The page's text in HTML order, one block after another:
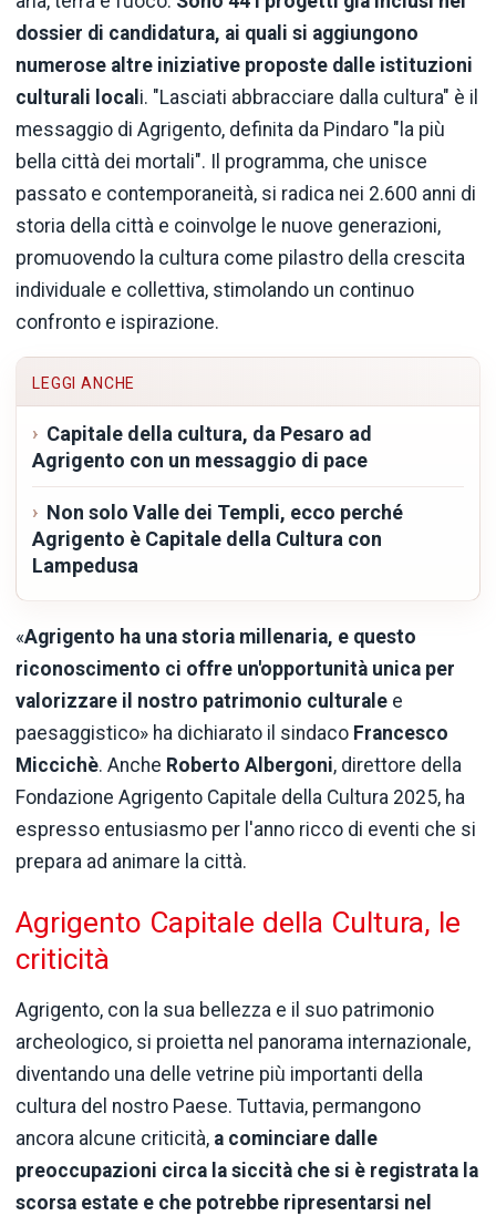
dossier di candidatura, ai quali si aggiungono
numerose altre iniziative proposte dalle istituzioni
culturali local i. "Lasciati abbracciare dalla cultura" è il
messaggio di Agrigento, definita da Pindaro "la più
bella città dei mortali". Il programma, che unisce
passato e contemporaneità, si radica nei 2.600 anni di
storia della città e coinvolge le nuove generazioni,
promuovendo la cultura come pilastro della crescita
individuale e collettiva, stimolando un continuo
confronto e ispirazione.
LEGGI ANCHE
Capitale della cultura, da Pesaro ad
Agrigento con un messaggio di pace
Non solo Valle dei Templi, ecco perché
Agrigento è Capitale della Cultura con
Lampedusa
«Agrigento ha una storia millenaria, e questo
riconoscimento ci offre un'opportunità unica per
valorizzare il nostro patrimonio culturale e
paesaggistico» ha dichiarato il sindaco Francesco
Miccichè. Anche Roberto Albergoni, direttore della
Fondazione Agrigento Capitale della Cultura 2025, ha
espresso entusiasmo per l'anno ricco di eventi che si
prepara ad animare la città.
Agrigento Capitale della Cultura, le
criticità
Agrigento, con la sua bellezza e il suo patrimonio
archeologico, si proietta nel panorama internazionale,
diventando una delle vetrine più importanti della
cultura del nostro Paese. Tuttavia, permangono
ancora alcune criticità, a cominciare dalle
preoccupazioni circa la siccità che si è registrata la
scorsa estate e che potrebbe ripresentarsi nel